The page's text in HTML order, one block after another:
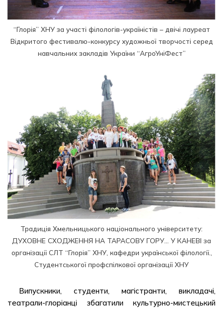
“Глорія” ХНУ за участі філологів-україністів – двічі лауреат
Відкритого фестивалю-конкурсу художньої творчості серед
навчальних закладів України “АгроУніФест”
Традиція Хмельницького національного університету:
ДУХОВНЕ СХОДЖЕННЯ НА ТАРАСОВУ ГОРУ… У КАНЕВІ за
організації СЛТ “Глорія” ХНУ, кафедри української філології.,
Студентськогої профспілкової організації ХНУ
Випускники, студенти, магістранти, викладачі,
театрали-глоріанці збагатили культурно-мистецький